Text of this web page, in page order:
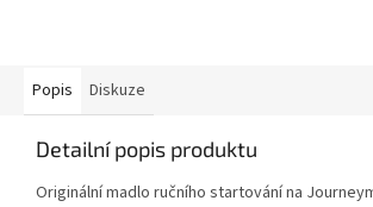
Popis Diskuze
Detailní popis produktu
Originální madlo ručního startování na